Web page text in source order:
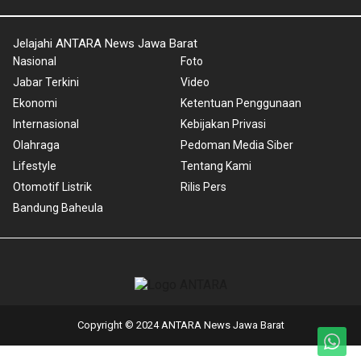
Jelajahi ANTARA News Jawa Barat
Nasional
Jabar Terkini
Ekonomi
Internasional
Olahraga
Lifestyle
Otomotif Listrik
Bandung Baheula
Foto
Video
Ketentuan Penggunaan
Kebijakan Privasi
Pedoman Media Siber
Tentang Kami
Rilis Pers
Copyright © 2024 ANTARA News Jawa Barat